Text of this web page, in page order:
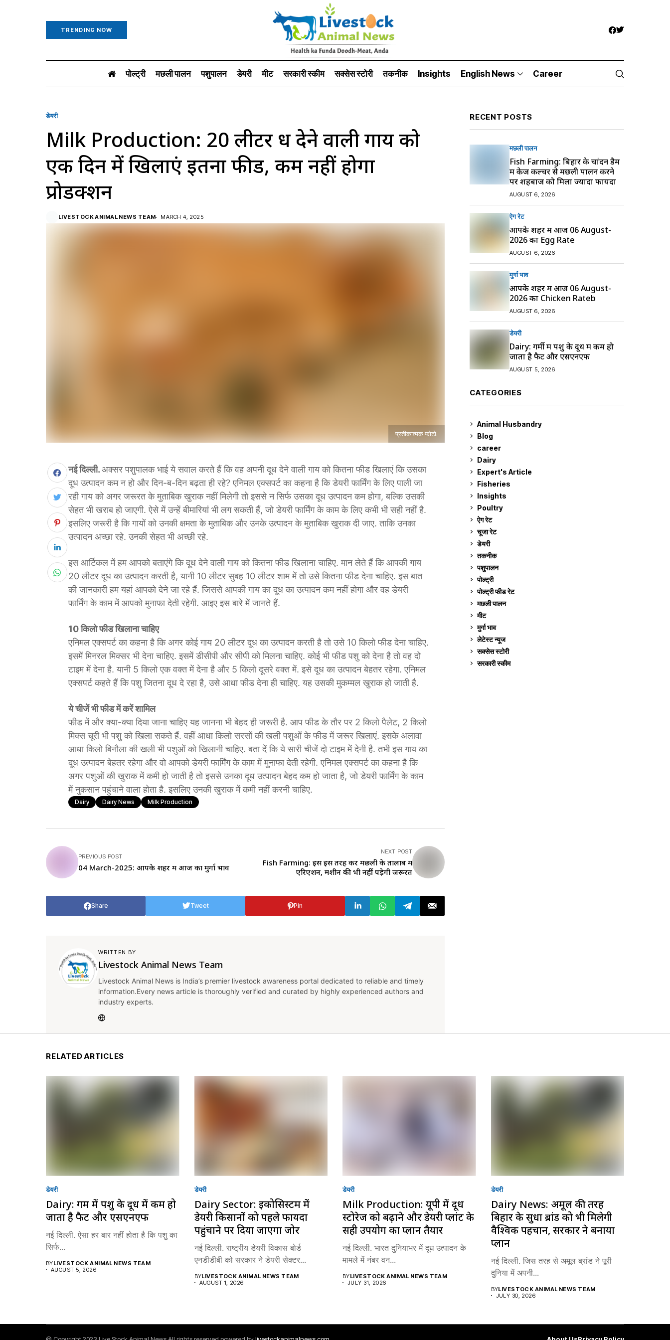
TRENDING NOW
पोल्ट्री मछली पालन पशुपालन डेयरी मीट सरकारी स्की‍म सक्सेस स्टो‍री तकनीक Insights English News Career
डेयरी
Milk Production: 20 लीटर दूध देने वाली गाय को
एक दिन में खिलाएं इतना फीड, कम नहीं होगा
प्रोडक्शन
LIVESTOCK ANIMAL NEWS TEAM MARCH 4, 2025
प्रतीकात्मक फोटो.
नई दिल्ली.अक्सर पशुपालक भाई ये सवाल करते हैं कि वह अपनी दूध देने वाली गाय को कितना फीड खिलाएं कि उसका
दूध उत्पादन कम न हो और दिन-ब-दिन बढ़ता ही रहे? एनिमल एक्सपर्ट का कहना है कि डेयरी फार्मिंग के लिए पाली जा
रही गाय को अगर जरूरत के मुताबिक खुराक नहीं मिलेगी तो इससे न सिर्फ उसका दूध उत्पादन कम होगा, बल्कि उसकी
सेहत भी खराब हो जाएगी. ऐसे में उन्हें बीमारियां भी लग सकती हैं, जो डेयरी फार्मिंग के काम के लिए कभी भी सही नहीं है.
इसलिए जरूरी है कि गायों को उनकी क्षमता के मुताबिक और उनके उत्पादन के मुताबिक खुराक दी जाए. ताकि उनका
उत्पादन अच्छा रहे. उनकी सेहत भी अच्छी रहे.
इस आर्टिकल में हम आपको बताएंगे कि दूध देने वाली गाय को कितना फीड खिलाना चाहिए. मान लेते हैं कि आपकी गाय
20 लीटर दूध का उत्पादन करती है, यानी 10 लीटर सुबह 10 लीटर शाम में तो उसे कितना फीड देना चाहिए. इस बात
की जानकारी हम यहां आपको देने जा रहे हैं. जिससे आपकी गाय का दूध का उत्पादन कम नहीं होगा और वह डेयरी
फार्मिंग के काम में आपको मुनाफा देती रहेगी. आइए इस बारे में जानते हैं.
10 किलो फीड खिलाना चाहिए
एनिमल एक्सपर्ट का कहना है कि अगर कोई गाय 20 लीटर दूध का उत्पादन करती है तो उसे 10 किलो फीड देना चाहिए.
इसमें मिनरल मिक्सर भी देना चाहिए. इसमें डीसीपी और सीपी को मिलना चाहिए. कोई भी फीड पशु को देना है तो वह दो
टाइम में देना है. यानी 5 किलो एक वक्त में देना है और 5 किलो दूसरे वक्त में. इसे दूध का उत्पादन बेहतर रहेगा. एनिमल
एक्सपर्ट कहते हैं कि पशु जितना दूध दे रहा है, उसे आधा फीड देना ही चाहिए. यह उसकी मुकम्मल खुराक हो जाती है.
ये चीजें भी फीड में करें शामिल
फीड में और क्या-क्या दिया जाना चाहिए यह जानना भी बेहद ही जरूरी है. आप फीड के तौर पर 2 किलो पैलेट, 2 किलो
मिक्स चूरी भी पशु को खिला सकते हैं. वहीं आधा किलो सरसों की खली पशुओं के फीड में जरूर खिलाएं. इसके अलावा
आधा किलो बिनौला की खली भी पशुओं को खिलानी चाहिए. बता दें कि ये सारी चीजें दो टाइम में देनी है. तभी इस गाय का
दूध उत्पादन बेहतर रहेगा और वो आपको डेयरी फार्मिंग के काम में मुनाफा देती रहेगी. एनिमल एक्सपर्ट का कहना है कि
अगर पशुओं की खुराक में कमी हो जाती है तो इससे उनका दूध उत्पादन बेहद कम हो जाता है, जो डेयरी फार्मिंग के काम
में नुकसान पहुंचाने वाला होता है. इसलिए उनकी खुराक में कमी नहीं करनी चाहिए.
Dairy Dairy News Milk Production
PREVIOUS POST
04 March-2025: आपके शहर में आज का मुर्गा भाव
NEXT POST
Fish Farming: इस इस तरह करें मछली के तालाब में
एरिएशन, मशीन की भी नहीं पड़ेगी जरूरत
Share Tweet Pin
WRITTEN BY
Livestock Animal News Team
Livestock Animal News is India’s premier livestock awareness portal dedicated to reliable and timely
information.Every news article is thoroughly verified and curated by highly experienced authors and
industry experts.
RECENT POSTS
मछली पालन
Fish Farming: बिहार के चांदन डैम
में केज कल्चर से मछली पालन करने
पर शहबाज को मिला ज्यादा फायदा
AUGUST 6, 2026
ऐग रेट
आपके शहर में आज 06 August-
2026 का Egg Rate
AUGUST 6, 2026
मुर्गा भाव
आपके शहर में आज 06 August-
2026 का Chicken Rateb
AUGUST 6, 2026
डेयरी
Dairy: गर्मी में पशु के दूध में कम हो
जाता है फैट और एसएनएफ
AUGUST 5, 2026
CATEGORIES
Animal Husbandry
Blog
career
Dairy
Expert's Article
Fisheries
Insights
Poultry
ऐग रेट
चूजा रेट
डेयरी
तकनीक
पशुपालन
पोल्ट्री
पोल्ट्री फीड रेट
मछली पालन
मीट
मुर्गा भाव
लेटेस्ट न्यूज
सक्सेस स्टो‍री
सरकारी स्की‍म
RELATED ARTICLES
डेयरी
Dairy: गर्मी में पशु के दूध में कम हो
जाता है फैट और एसएनएफ
नई दिल्ली. ऐसा हर बार नहीं होता है कि पशु का
सिर्फ...
BYLIVESTOCK ANIMAL NEWS TEAM
AUGUST 5, 2026
डेयरी
Dairy Sector: इकोसिस्टम में
डेयरी किसानों को पहले फायदा
पहुंचाने पर दिया जाएगा जोर
नई दिल्ली. राष्ट्रीय डेयरी विकास बोर्ड
एनडीडीबी को सरकार ने डेयरी सेक्टर...
BYLIVESTOCK ANIMAL NEWS TEAM
AUGUST 1, 2026
डेयरी
Milk Production: यूपी में दूध
स्टोरेज को बढ़ाने और डेयरी प्लांट के
सही उपयोग का प्लान तैयार
नई दिल्ली. भारत दुनियाभर में दूध उत्पादन के
मामले में नंबर वन...
BYLIVESTOCK ANIMAL NEWS TEAM
JULY 31, 2026
डेयरी
Dairy News: अमूल की तरह
बिहार के सुधा ब्रांड को भी मिलेगी
वैश्विक पहचान, सरकार ने बनाया
प्लान
नई दिल्ली. जिस तरह से अमूल ब्रांड ने पूरी
दुनिया में अपनी...
BYLIVESTOCK ANIMAL NEWS TEAM
JULY 30, 2026